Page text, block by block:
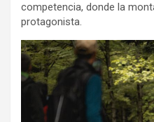
competencia, donde la
protagonista.